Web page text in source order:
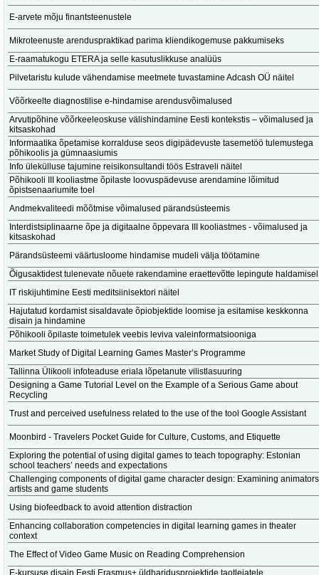
E-arvete mõju finantsteenustele
Mikroteenuste arenduspraktikad parima kliendikogemuse pakkumiseks
E-raamatukogu ETERA ja selle kasutuslikkuse analüüs
Pilvetaristu kulude vähendamise meetmete tuvastamine Adcash OÜ näitel
Võõrkeelte diagnostilise e-hindamise arendusvõimalused
Arvutipõhine võõrkeeleoskuse välishindamine Eesti kontekstis – võimalused ja
kitsaskohad
Informaatika õpetamise korralduse seos digipädevuste tasemetöö tulemustega
põhikoolis ja gümnaasiumis
Info ülekülluse tajumine reisikonsultandi töös Estraveli näitel
Põhikooli III kooliastme õpilaste loovuspädevuse arendamine lõimitud
õpistsenaariumite toel
Andmekvaliteedi mõõtmise võimalused pärandsüsteemis
Interdistsiplinaarne õpe ja digitaalne õppevara III kooliastmes - võimalused ja
kitsaskohad
Pärandsüsteemi väärtusloome hindamise mudeli välja töötamine
Õigusaktidest tulenevate nõuete rakendamine eraettevõtte lepingute haldamisel
IT riskijuhtimine Eesti meditsiinisektori näitel
Hajutatud kordamist sisaldavate õpiobjektide loomise ja esitamise keskkonna
disain ja hindamine
Põhikooli õpilaste toimetulek veebis leviva valeinformatsiooniga
Market Study of Digital Learning Games Master’s Programme
Tallinna Ülikooli infoteaduse eriala lõpetanute vilistlasuuring
Designing a Game Tutorial Level on the Example of a Serious Game about
Recycling
Trust and perceived usefulness related to the use of the tool Google Assistant
Moonbird - Travelers Pocket Guide for Culture, Customs, and Etiquette
Exploring the potential of using digital games to teach topography: Estonian
school teachers’ needs and expectations
Challenging components of digital game character design: Examining
artists and game students
Using biofeedback to avoid attention distraction
Enhancing collaboration competencies in digital learning games in theater
context
The Effect of Video Game Music on Reading Comprehension
E-kursuse disain Eesti Erasmus+ üldharidusprojektide taotlejatele